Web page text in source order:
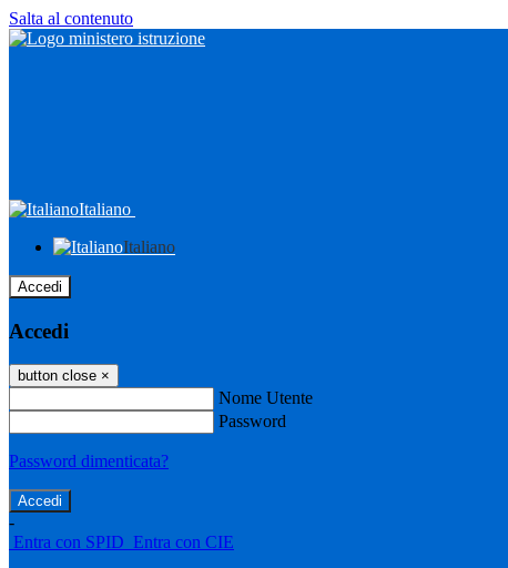
Salta al contenuto
Italiano
Italiano
Accedi
Accedi
button close ×
Nome Utente
Password
Password dimenticata?
-
Entra con SPID Entra con CIE